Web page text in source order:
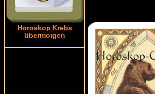
Horoskop Krebs
übermorgen